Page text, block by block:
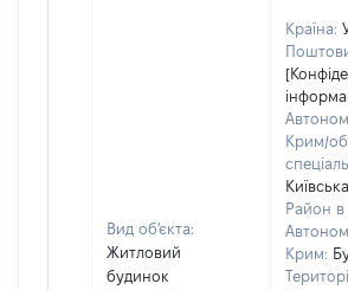
Вид об'єкта:
Житловий
будинок
Країна:
Крим/
Київська
Район в
Крим: